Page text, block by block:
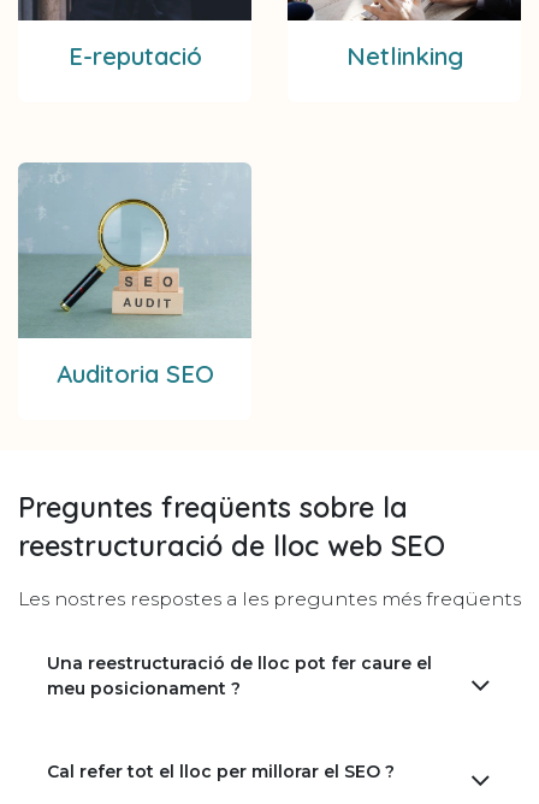
E-reputació Netlinking
Auditoria SEO
Preguntes freqüents sobre la
reestructuració de lloc web SEO
Les nostres respostes a les preguntes més freqüents
Una reestructuració de lloc pot fer caure el
meu posicionament ?
Cal refer tot el lloc per millorar el SEO ?